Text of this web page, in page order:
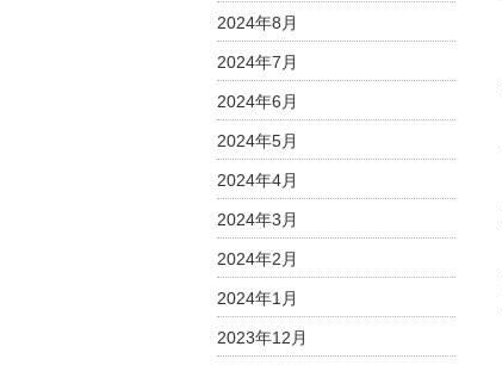
2024年8月
2024年7月
2024年6月
2024年5月
2024年4月
2024年3月
2024年2月
2024年1月
2023年12月